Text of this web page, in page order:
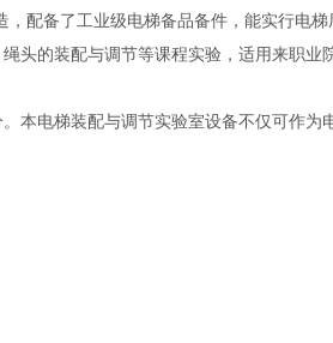
配备了工业级电梯备品备件，能实行电
头的装配与调节等课程实验，适用来职业
本电梯装配与调节实验室设备不仅可作为